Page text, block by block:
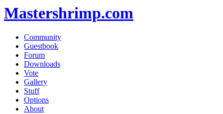
Mastershrimp.com
Community
Guestbook
Forum
Downloads
Vote
Gallery
Stuff
Options
About